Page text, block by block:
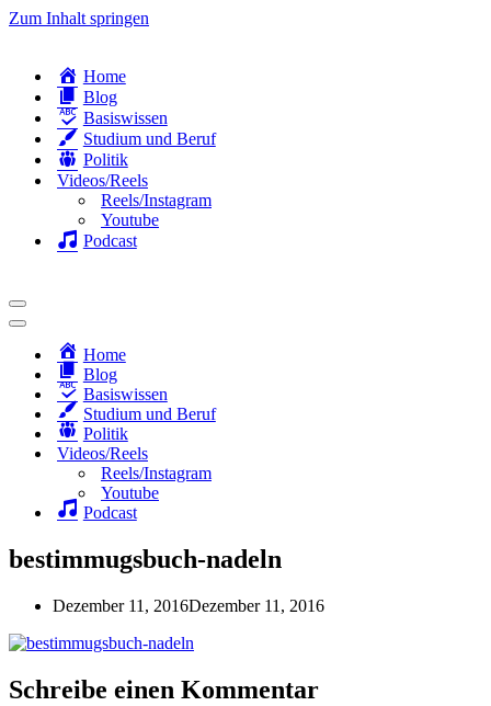
Zum Inhalt springen
Home
Blog
Basiswissen
Studium und Beruf
Politik
Videos/Reels
Reels/Instagram
Youtube
Podcast
Navigationsmenü
Navigationsmenü
Home
Blog
Basiswissen
Studium und Beruf
Politik
Videos/Reels
Reels/Instagram
Youtube
Podcast
bestimmugsbuch-nadeln
Dezember 11, 2016Dezember 11, 2016
Schreibe einen Kommentar